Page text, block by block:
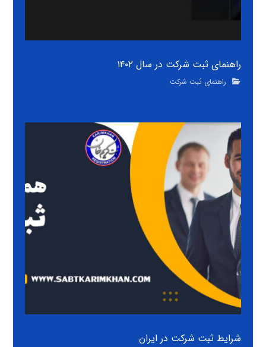
راهنمای ثبت شرکت در سال ۱۴۰۲
راهنمای ثبت شرکت
شرایط ثبت شرکت در ایران